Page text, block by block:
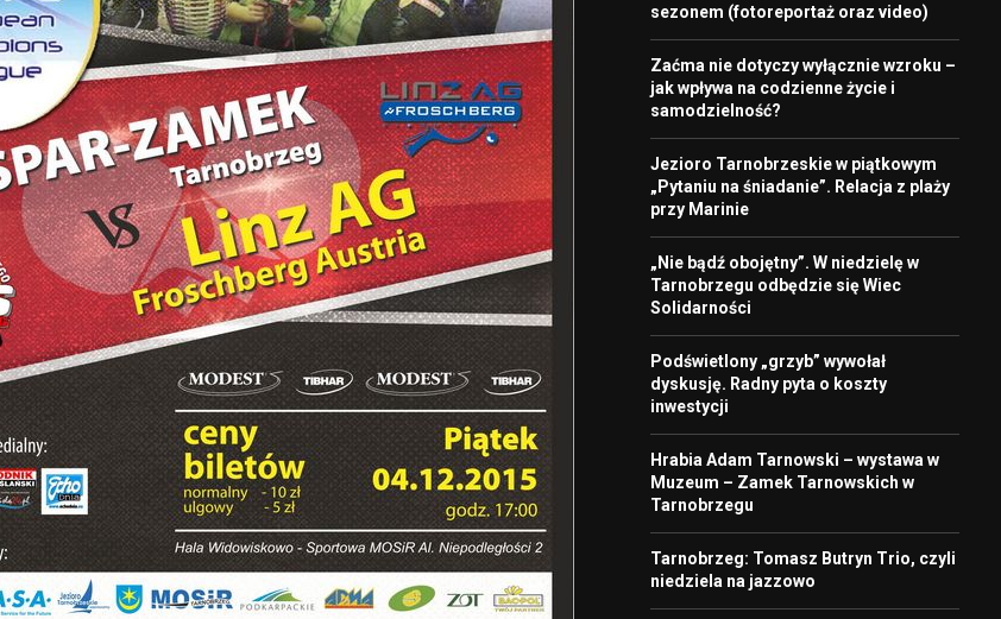
sezonem (fotoreportaż oraz video)
Zaćma nie dotyczy wyłącznie wzroku –
jak wpływa na codzienne życie i
samodzielność?
Jezioro Tarnobrzeskie w piątkowym
„Pytaniu na śniadanie”. Relacja z plaży
przy Marinie
„Nie bądź obojętny”. W niedzielę w
Tarnobrzegu odbędzie się Wiec
Solidarności
Podświetlony „grzyb” wywołał
dyskusję. Radny pyta o koszty
inwestycji
Hrabia Adam Tarnowski – wystawa w
Muzeum – Zamek Tarnowskich w
Tarnobrzegu
Tarnobrzeg: Tomasz Butryn Trio, czyli
niedziela na jazzowo